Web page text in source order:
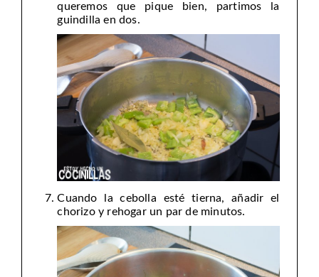
queremos que pique bien, partimos la
guindilla en dos.
Cuando la cebolla esté tierna, añadir el
chorizo y rehogar un par de minutos.